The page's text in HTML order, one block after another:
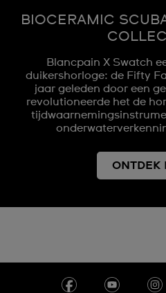
BIOCERAMIC
Blancpain X Swatch
duikershorloge: de Fifty
jaar geleden door een
revolutioneerde het de
ONTDEK